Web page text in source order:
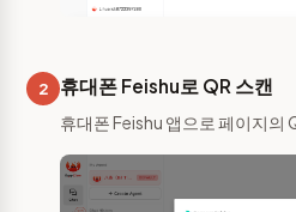
2 휴대폰 Feishu로 QR 스캔
휴대폰 Feishu 앱으로 페이지의